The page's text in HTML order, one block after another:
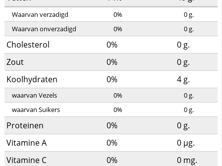
Waarvan verzadigd 0% 0g.
Waarvan onverzadigd
0% 0g.
Cholesterol 0% 0 g.
Zout
0% 0 g.
Koolhydraten
0% 4 g.
waarvan Vezels 0% 0g.
waarvan Suikers
0% 0g.
Proteinen 0% 0 g.
Vitamine A
0% 0 µg.
Vitamine C
0% 0 mg.